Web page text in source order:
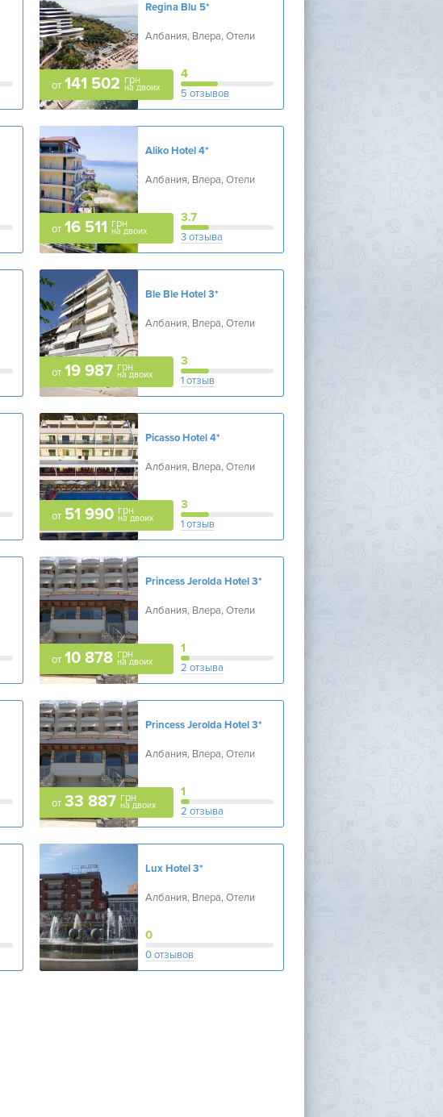
от 141 502 грн
на двоих
Regina Blu 5*
Албания, Влера, Отели
4
5 отзывов
от 16 511 грн
на двоих
Aliko Hotel4*
Албания, Влера, Отели
3.7
3 отзыва
от 19 987 грн
на двоих
Ble Ble Hotel3*
Албания, Влера, Отели
3
1 отзыв
от 51 990 грн
на двоих
Picasso Hotel4*
Албания, Влера, Отели
3
1 отзыв
от 10 878 грн
на двоих
Princess Jerolda Hotel3*
Албания, Влера, Отели
1
2 отзыва
от 33 887 грн
на двоих
Princess Jerolda Hotel3*
Албания, Влера, Отели
1
2 отзыва
Lux Hotel3*
Албания, Влера, Отели
0
0 отзывов